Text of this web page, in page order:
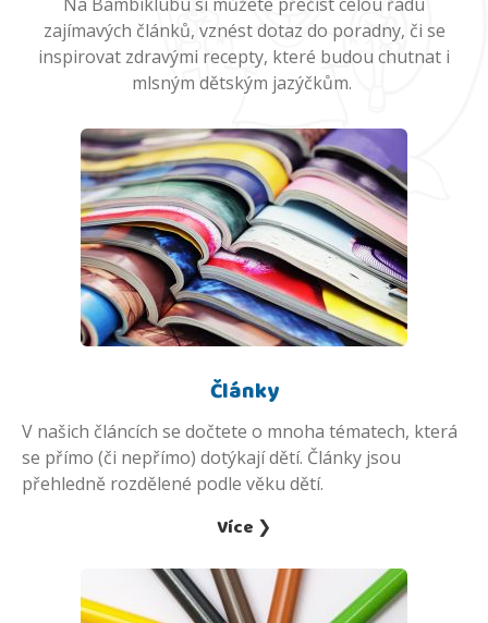
zajímavých článků, vznést dotaz do poradny, či se
inspirovat zdravými recepty, které budou chutnat i
mlsným dětským jazýčkům.
Články
V našich článcích se dočtete o mnoha tématech, která
se přímo (či nepřímo) dotýkají dětí. Články jsou
přehledně rozdělené podle věku dětí.
Více ❯